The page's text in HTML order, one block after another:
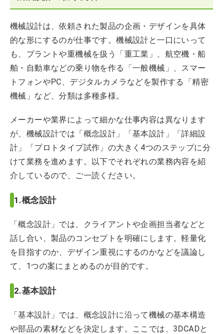
機械設計は、依頼された製品の企画・デザインを具体
的な形にするのが仕事です。機械設計と一口にいって
も、プラントや重機械を扱う「重工業」、航空機・船
舶・自動車などの乗り物を作る「一般機械」、スマー
トフォンやPC、デジタルカメラなどを製作する「精密
機械」など、分類は多種多様。
メーカーや業界によって細かな仕事内容は異なります
が、機械設計では「概念設計」「基本設計」「詳細設
計」「プロトタイプ試作」の大きく4つのステップに分
けて業務を進めます。以下でそれぞれの業務内容を紹
介しているので、ご一読ください。
1.概念設計
「概念設計」では、クライアントや企画担当者などと
話し合い、製品のコンセプトを明確にします。軽量化
を目指すのか、デザイン重視にするのかなどを議論し
て、1つの案にまとめるのが目的です。
2.基本設計
「基本設計」では、概念設計に沿って機械の基本構造
や部品の素材などを決定します。ここでは、3DCADと